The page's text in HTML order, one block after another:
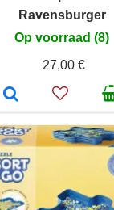
Ravensburger
Op voorraad (8)
27,00 €